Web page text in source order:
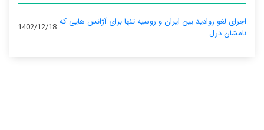
اجرای لغو روادید بین ایران و روسیه تنها برای آژانس‌ هایی که
نامشان درل...
1402/12/18